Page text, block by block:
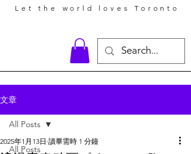
Let the world loves Toronto
文章
All Posts
All Posts
2025年1月13日 讀畢需時 1 分鐘